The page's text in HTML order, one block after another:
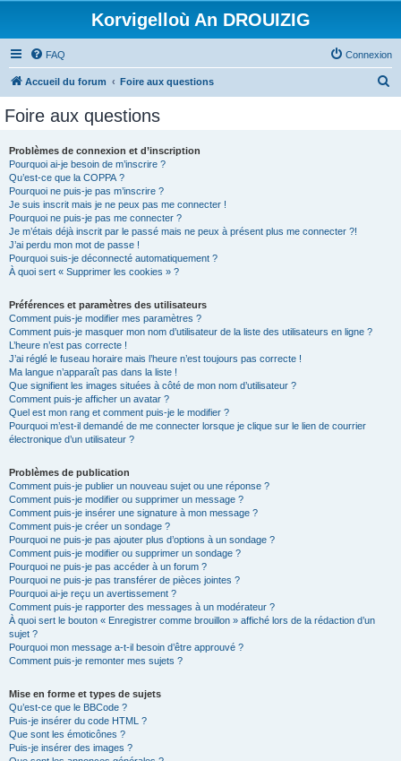
Korvigelloù An DROUIZIG
FAQ Connexion
Accueil du forum Foire aux questions
Foire aux questions
Problèmes de connexion et d’inscription
Pourquoi ai-je besoin de m’inscrire ?
Qu’est-ce que la COPPA ?
Pourquoi ne puis-je pas m’inscrire ?
Je suis inscrit mais je ne peux pas me connecter !
Pourquoi ne puis-je pas me connecter ?
Je m’étais déjà inscrit par le passé mais ne peux à présent plus me connecter ?!
J’ai perdu mon mot de passe !
Pourquoi suis-je déconnecté automatiquement ?
À quoi sert « Supprimer les cookies » ?
Préférences et paramètres des utilisateurs
Comment puis-je modifier mes paramètres ?
Comment puis-je masquer mon nom d’utilisateur de la liste des utilisateurs en ligne ?
L’heure n’est pas correcte !
J’ai réglé le fuseau horaire mais l’heure n’est toujours pas correcte !
Ma langue n’apparaît pas dans la liste !
Que signifient les images situées à côté de mon nom d’utilisateur ?
Comment puis-je afficher un avatar ?
Quel est mon rang et comment puis-je le modifier ?
Pourquoi m’est-il demandé de me connecter lorsque je clique sur le lien de courrier
électronique d’un utilisateur ?
Problèmes de publication
Comment puis-je publier un nouveau sujet ou une réponse ?
Comment puis-je modifier ou supprimer un message ?
Comment puis-je insérer une signature à mon message ?
Comment puis-je créer un sondage ?
Pourquoi ne puis-je pas ajouter plus d’options à un sondage ?
Comment puis-je modifier ou supprimer un sondage ?
Pourquoi ne puis-je pas accéder à un forum ?
Pourquoi ne puis-je pas transférer de pièces jointes ?
Pourquoi ai-je reçu un avertissement ?
Comment puis-je rapporter des messages à un modérateur ?
À quoi sert le bouton « Enregistrer comme brouillon » affiché lors de la rédaction d’un
sujet ?
Pourquoi mon message a-t-il besoin d’être approuvé ?
Comment puis-je remonter mes sujets ?
Mise en forme et types de sujets
Qu’est-ce que le BBCode ?
Puis-je insérer du code HTML ?
Que sont les émoticônes ?
Puis-je insérer des images ?